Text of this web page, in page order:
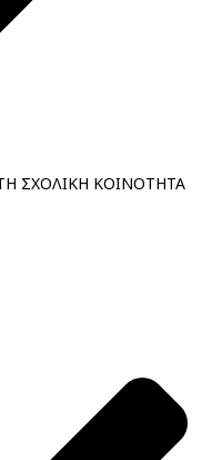
ΣΧΟΛΙΚΗ ΚΟΙΝΟΤΗΤΑ